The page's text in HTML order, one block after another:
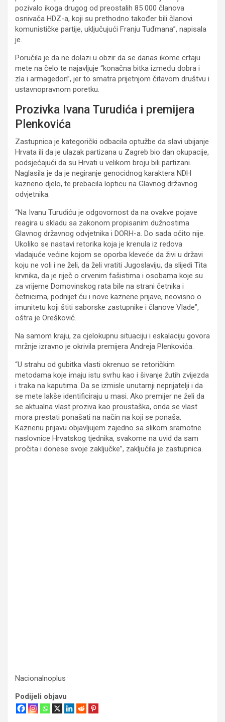
pozivalo ikoga drugog od preostalih 85 000 članova
osnivača HDZ-a, koji su prethodno također bili članovi
komunističke partije, uključujući Franju Tuđmana”, napisala
je.
Poručila je da ne dolazi u obzir da se danas ikome crtaju
mete na čelo te najavljuje “konačna bitka između dobra i
zla i armagedon”, jer to smatra prijetnjom čitavom društvu i
ustavnopravnom poretku.
Prozivka Ivana Turudića i premijera
Plenkovića
Zastupnica je kategorički odbacila optužbe da slavi ubijanje
Hrvata ili da je ulazak partizana u Zagreb bio dan okupacije,
podsjećajući da su Hrvati u velikom broju bili partizani.
Naglasila je da je negiranje genocidnog karaktera NDH
kazneno djelo, te prebacila lopticu na Glavnog državnog
odvjetnika.
“Na Ivanu Turudiću je odgovornost da na ovakve pojave
reagira u skladu sa zakonom propisanim dužnostima
Glavnog državnog odvjetnika i DORH-a. Do sada očito nije.
Ukoliko se nastavi retorika koja je krenula iz redova
vladajuće većine kojom se oporba kleveće da živi u državi
koju ne voli i ne želi, da želi vratiti Jugoslaviju, da slijedi Tita
krvnika, da je riječ o crvenim fašistima i osobama koje su
za vrijeme Domovinskog rata bile na strani četnika i
četnicima, podnijet ću i nove kaznene prijave, neovisno o
imunitetu koji štiti saborske zastupnike i članove Vlade”,
oštra je Orešković.
Na samom kraju, za cjelokupnu situaciju i eskalaciju govora
mržnje izravno je okrivila premijera Andreja Plenkovića.
“U strahu od gubitka vlasti okrenuo se retoričkim
metodama koje imaju istu svrhu kao i šivanje žutih zvijezda
i traka na kaputima. Da se izmisle unutarnji neprijatelji i da
se mete lakše identificiraju u masi. Ako premijer ne želi da
se aktualna vlast proziva kao proustaška, onda se vlast
mora prestati ponašati na način na koji se ponaša.
Kaznenu prijavu objavljujem zajedno sa slikom sramotne
naslovnice Hrvatskog tjednika, svakome na uvid da sam
pročita i donese svoje zaključke”, zaključila je zastupnica.
Nacionalnoplus
Podijeli objavu